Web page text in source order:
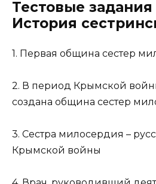
Тестовые
История
1. Первая община сестер
2. В период Крымской
создана община сестер
3. Сестра милосердия –
Крымской войны